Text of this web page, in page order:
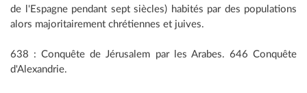
de l'Espagne pendant sept siècles) habités par des populations
alors majoritairement chrétiennes et juives.
638 : Conquête de Jérusalem par les Arabes. 646 Conquête
d'Alexandrie.